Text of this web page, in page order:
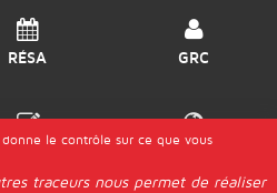
RÉSA GRC
GÉRER DESTINATIONS
le contrôle sur ce que vous
traceurs nous permet de réaliser